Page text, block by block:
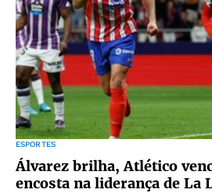
ESPORTES
Álvarez brilha, Atlético
encosta na liderança de La